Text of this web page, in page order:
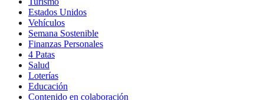
Estados Unidos
Vehículos
Semana Sostenible
Finanzas Personales
4 Patas
Salud
Loterías
Educación
Contenido en colaboración